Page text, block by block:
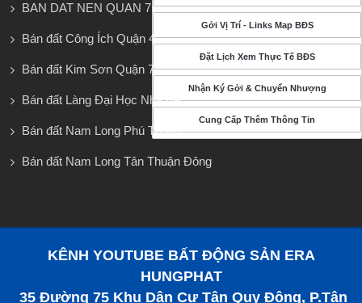
Gởi Vị Trí - Links Map BĐS
Đặt Lịch Xem Thực Tế BĐS
Nhận Ký Gởi & Chuyển Nhượng
Cung Cấp Thêm Thông Tin
BAN DAT NEN QUAN 7
Bán đất Công Ích Quận 4
Bán đất Kim Sơn Quận 7
Bán đất Làng Đại Học Nhà Bè
Bán đất Nam Long Phú Thuận
Bán đất Nam Long Tân Thuận Đông
KÊNH YOUTUBE BẤT ĐỘNG SẢN ERA
HUNGPHAT
35 Đường 75 Khu Dân Cư Tân Quy Đông, P.Tân